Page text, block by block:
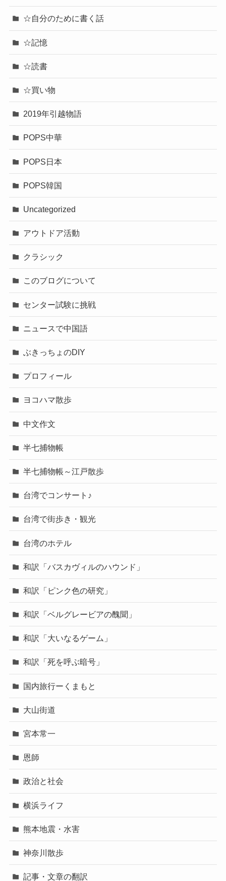
☆自分のために書く話
☆記憶
☆読書
☆買い物
2019年引越物語
POPS中華
POPS日本
POPS韓国
Uncategorized
アウトドア活動
クラシック
このブログについて
センター試験に挑戦
ニュースで中国語
ぶきっちょのDIY
プロフィール
ヨコハマ散歩
中文作文
半七捕物帳
半七捕物帳～江戸散歩
台湾でコンサート♪
台湾で街歩き・観光
台湾のホテル
和訳「バスカヴィルのハウンド」
和訳「ピンク色の研究」
和訳「ベルグレービアの醜聞」
和訳「大いなるゲーム」
和訳「死を呼ぶ暗号」
国内旅行ーくまもと
大山街道
宮本常一
恩師
政治と社会
横浜ライフ
熊本地震・水害
神奈川散歩
記事・文章の翻訳